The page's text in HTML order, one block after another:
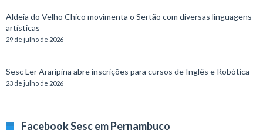
Aldeia do Velho Chico movimenta o Sertão com diversas linguagens
artísticas
29 de julho de 2026
Sesc Ler Araripina abre inscrições para cursos de Inglês e Robótica
23 de julho de 2026
Facebook Sesc em Pernambuco